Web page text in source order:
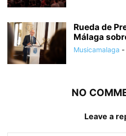
Rueda de
Málaga
Musicamalaga -
NO
Leave a